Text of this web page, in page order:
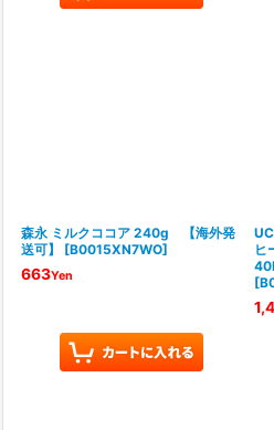
森永 ミルクココア 240g 【海外発
送可】
[B0015XN7WO]
663Yen
ヒ
[